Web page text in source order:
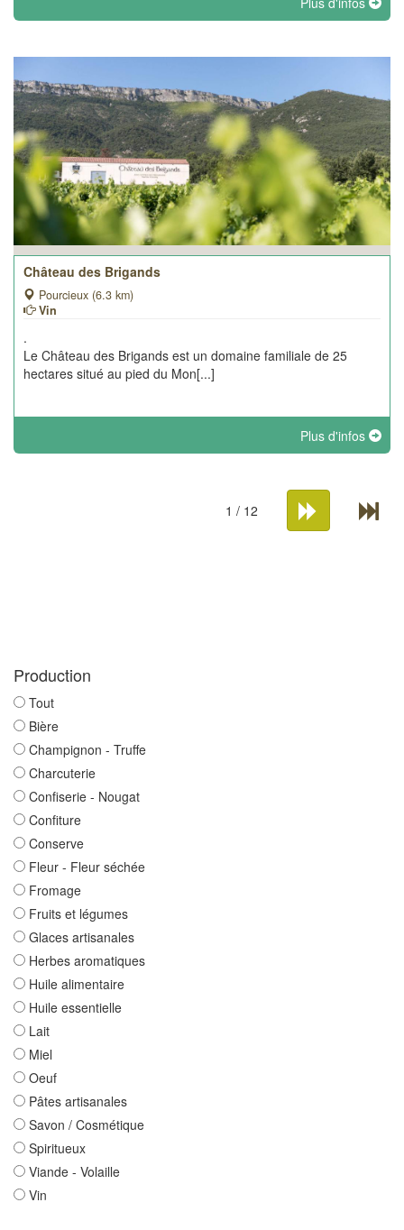
Château des Brigands
Pourcieux (6.3 km)
Vin
.
Le Château des Brigands est un domaine familiale de 25
hectares situé au pied du Mon[...]
Plus d'infos
1 / 12
Production
Tout
Bière
Champignon - Truffe
Charcuterie
Confiserie - Nougat
Confiture
Conserve
Fleur - Fleur séchée
Fromage
Fruits et légumes
Glaces artisanales
Herbes aromatiques
Huile alimentaire
Huile essentielle
Lait
Miel
Oeuf
Pâtes artisanales
Savon / Cosmétique
Spiritueux
Viande - Volaille
Vin